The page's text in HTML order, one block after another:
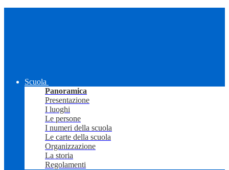
Scuola
Panoramica
Presentazione
I luoghi
Le persone
I numeri della scuola
Le carte della scuola
Organizzazione
La storia
Regolamenti